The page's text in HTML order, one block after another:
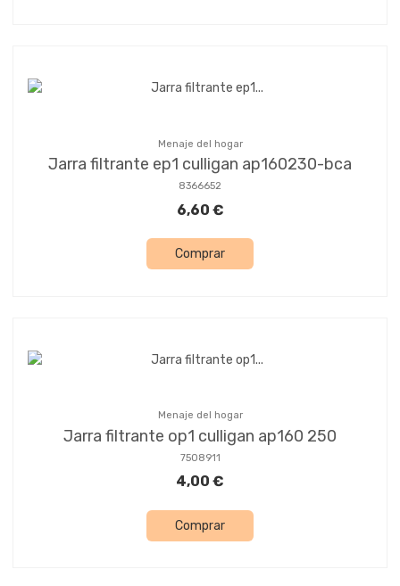
Menaje del hogar
Jarra filtrante ep1 culligan ap160230-bca
8366652
6,60 €
Comprar
Menaje del hogar
Jarra filtrante op1 culligan ap160 250
7508911
4,00 €
Comprar